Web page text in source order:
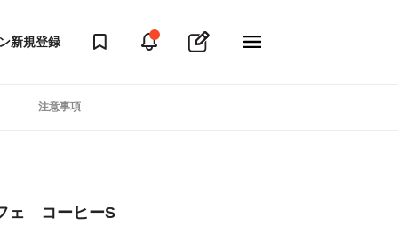
新規登録
注意事項
フェ コーヒーS